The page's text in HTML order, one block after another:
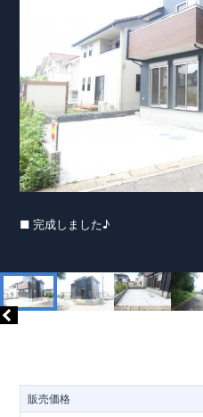
販売価格
■ 完成しました♪